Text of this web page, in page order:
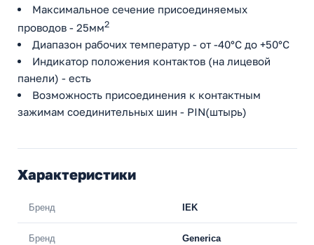
Максимальное сечение присоединяемых
проводов - 25мм2
Диапазон рабочих температур - от -40°С до +50°С
Индикатор положения контактов (на лицевой
панели) - есть
Возможность присоединения к контактным
зажимам соединительных шин - PIN(штырь)
Характеристики
Бренд IEK
Бренд Generica